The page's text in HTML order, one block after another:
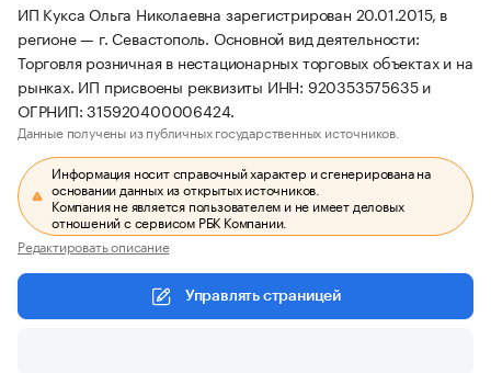
ИП Кукса Ольга Николаевна зарегистрирован 20.01.2015, в
регионе — г. Севастополь. Основной вид деятельности:
Торговля розничная в нестационарных торговых объектах и на
рынках. ИП присвоены реквизиты ИНН: 920353575635 и
ОГРНИП: 315920400006424.
Данные получены из публичных государственных источников.
Информация носит справочный характер и сгенерирована на
основании данных из открытых источников.
Компания не является пользователем и не имеет деловых
отношений с сервисом РБК Компании.
Редактировать описание
Управлять страницей